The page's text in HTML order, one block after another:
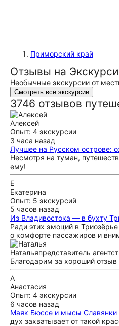
Приморский край
Отзывы на
Необычные экскурсии от
Смотреть все экскурсии
3746 отзывов
Алексей
Опыт: 4 экскурсии
3 часа назад
Лучшее на Русском острове:
Несмотря на туман,
ему!
Е
Екатерина
Опыт: 5 экскурсий
5 часов назад
Из Владивостока — в бухту
Ради этих эмоций в
о комфорте пассажиров и
Натальяпредставитель
Благодарим за хороший отзыв
А
Анастасия
Опыт: 4 экскурсии
6 часов назад
Маяк Бюссе и мысы Славянки
дух захватывает от такой